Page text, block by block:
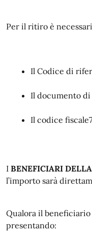
Per il ritiro è
Il Codice di
Il documento
Il codice
I BENEFICIARI
l’importo sarà
Qualora il beneficiario
presentando: